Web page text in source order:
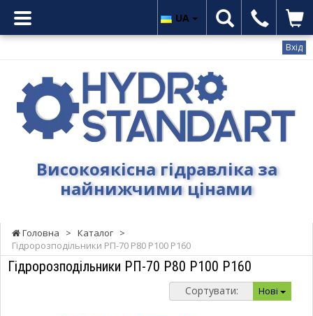
Вхід
Гідростандарт
Високоякісна
гідравліка
цінамиВисокоякісна гідравліка за
найнижчими цінами
UA
Головна > Каталог >
Гідророзподільники РП-70 Р80 Р100 Р160
Гідророзподільники РП-70 Р80 Р100 Р160
Сортувати: Нові